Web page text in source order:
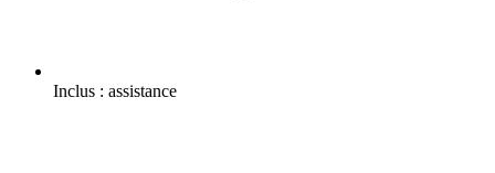
Inclus : assistance